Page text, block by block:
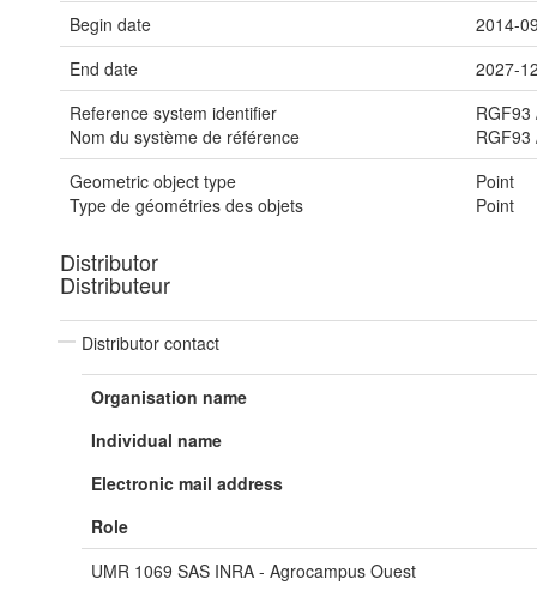
Begin date
2014-
End date
2027-
Reference system identifier
Nom du système de référence
Geometric object type
Type de géométries des objets
Point
Point
Distributor
Distributeur
Distributor contact
Organisation name
Individual name
Electronic mail address
Role
UMR 1069 SAS INRA - Agrocampus Ouest